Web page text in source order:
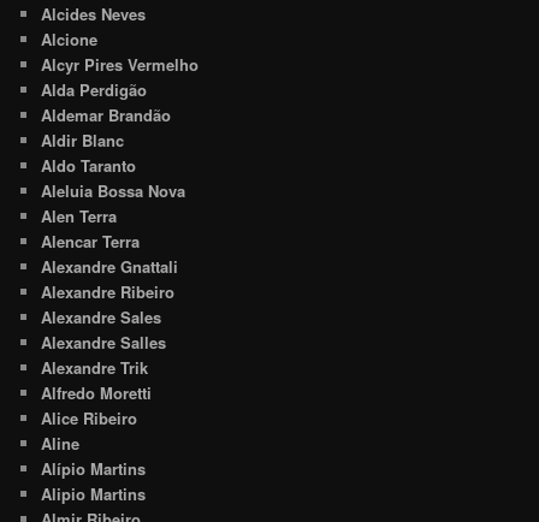
Alcides Neves
Alcione
Alcyr Pires Vermelho
Alda Perdigão
Aldemar Brandão
Aldir Blanc
Aldo Taranto
Aleluia Bossa Nova
Alen Terra
Alencar Terra
Alexandre Gnattali
Alexandre Ribeiro
Alexandre Sales
Alexandre Salles
Alexandre Trik
Alfredo Moretti
Alice Ribeiro
Aline
Alípio Martins
Alipio Martins